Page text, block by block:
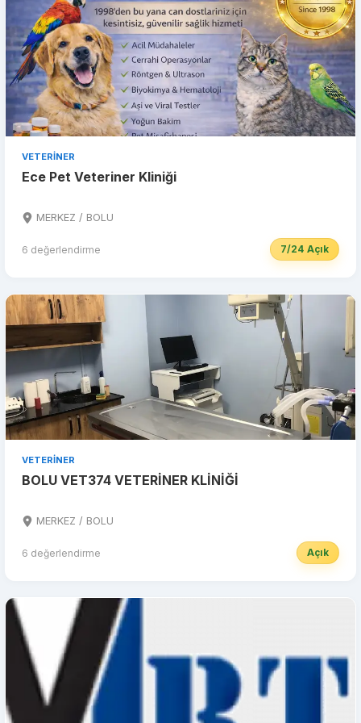
VETERINER
Ece Pet Veteriner Kliniği
MERKEZ / BOLU
6 değerlendirme 7/24 Açık
VETERINER
BOLU VET374 VETERİNER KLİNİĞİ
MERKEZ / BOLU
6 değerlendirme Açık